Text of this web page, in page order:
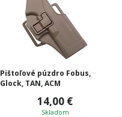
Pištoľové púzdro Fobus,
Glock, TAN, ACM
14,00 €
Skladom